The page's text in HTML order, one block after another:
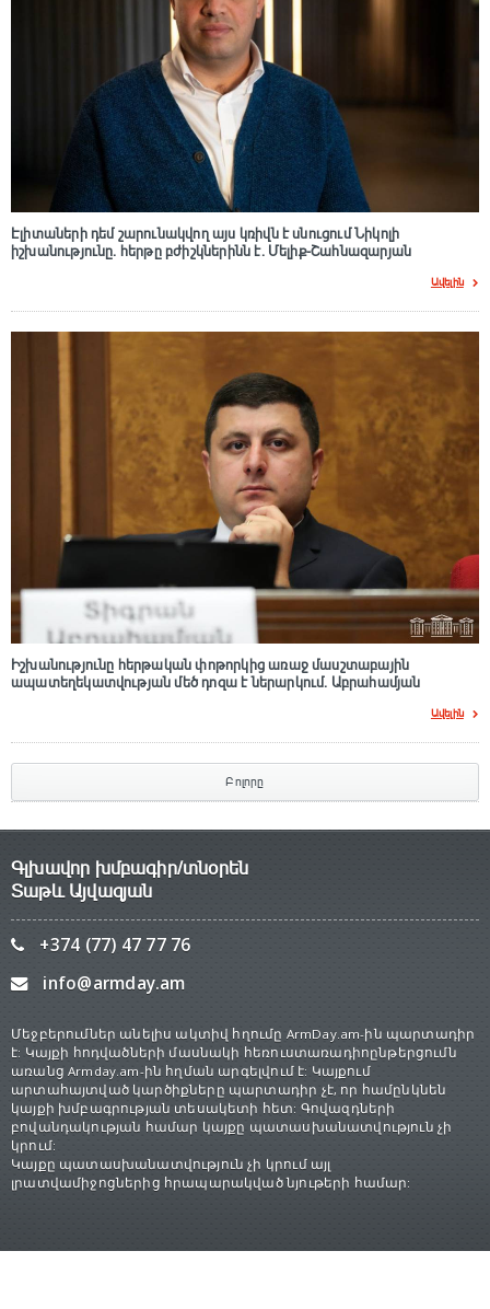
Էլիտաների դեմ շարունակվող այս կռիվն է սնուցում Նիկոլի
իշխանությունը. հերթը բժիշկներինն է. Մելիք-Շահնազարյան
Ավելին
Իշխանությունը հերթական փոթորկից առաջ մասշտաբային
ապատեղեկատվության մեծ դnզա է ներարկում․ Աբրահամյան
Ավելին
Բոլորը
Գլխավոր խմբագիր/տնօրեն
Տաթև Այվազյան
+374 (77) 47 77 76
info@armday.am
Մեջբերումներ անելիս ակտիվ հղումը ArmDay.am-ին պարտադիր
է: Կայքի հոդվածների մասնակի հեռուստառադիոընթերցումն
առանց Armday.am-ին հղման արգելվում է: Կայքում
արտահայտված կարծիքները պարտադիր չէ, որ համընկնեն
կայքի խմբագրության տեսակետի հետ: Գովազդների
բովանդակության համար կայքը պատասխանատվություն չի
կրում:
Կայքը պատասխանատվություն չի կրում այլ
լրատվամիջոցներից հրապարակված նյութերի համար: